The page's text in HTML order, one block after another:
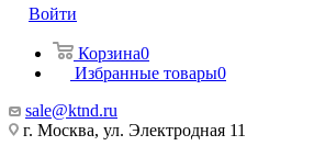
Войти
Корзина0
Избранные товары0
sale@ktnd.ru
г. Москва, ул. Электродная 11